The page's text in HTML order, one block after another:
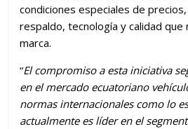
condiciones especiales de
respaldo, tecnología y calidad
marca.
“El compromiso a esta iniciativa
en el mercado ecuatoriano
normas internacionales como lo
actualmente es líder en el